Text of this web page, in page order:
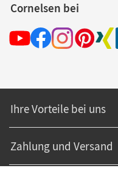
Cornelsen bei
Ihre Vorteile bei uns
Zahlung und Versand